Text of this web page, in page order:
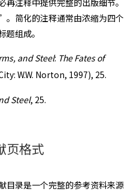
简化的注释通常由浓缩为四个
组成。
and Steel: The Fates of
W.W. Norton, 1997), 25.
Steel, 25.
页格式
目录是一个完整的参考资料来源